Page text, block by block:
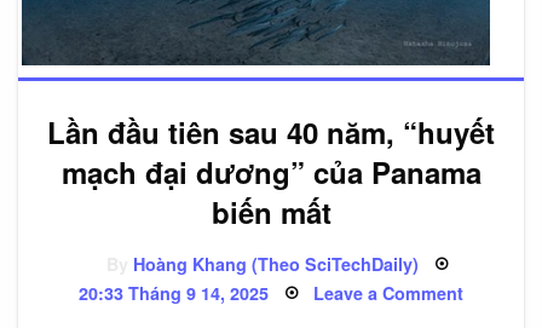
Lần đầu tiên sau 40 năm, “huyết
mạch đại dương” của Panama
biến mất
Hoàng Khang (Theo SciTechDaily)
Posted
20:33 Tháng 9 14, 2025 Leave a Commenton